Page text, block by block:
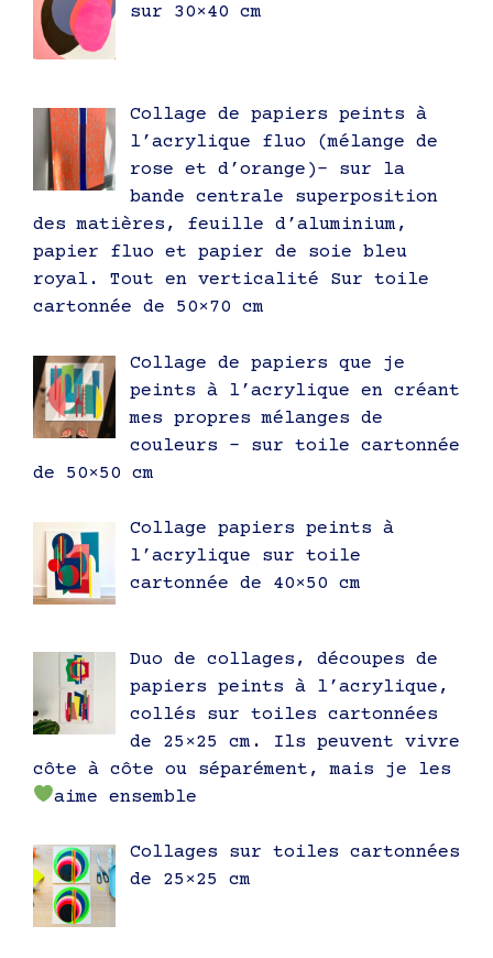
sur 30×40 cm
Collage de papiers peints à
l’acrylique fluo (mélange de
rose et d’orange)- sur la
bande centrale superposition
des matières, feuille d’aluminium,
papier fluo et papier de soie bleu
royal. Tout en verticalité Sur toile
cartonnée de 50×70 cm
Collage de papiers que je
peints à l’acrylique en créant
mes propres mélanges de
couleurs – sur toile cartonnée
de 50×50 cm
Collage papiers peints à
l’acrylique sur toile
cartonnée de 40×50 cm
Duo de collages, découpes de
papiers peints à l’acrylique,
collés sur toiles cartonnées
de 25×25 cm. Ils peuvent vivre
côte à côte ou séparément, mais je les
aime ensemble
Collages sur toiles cartonnées
de 25×25 cm